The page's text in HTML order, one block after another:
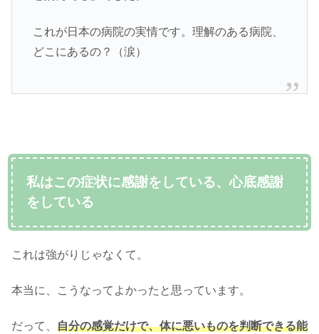
これが日本の病院の実情です。理解のある病院、
どこにあるの？（涙）
私はこの症状に感謝をしている、心底感謝
をしている
これは強がりじゃなくて。
本当に、こうなってよかったと思っています。
だって、 自分の感覚だけで、体に悪いものを判断できる能